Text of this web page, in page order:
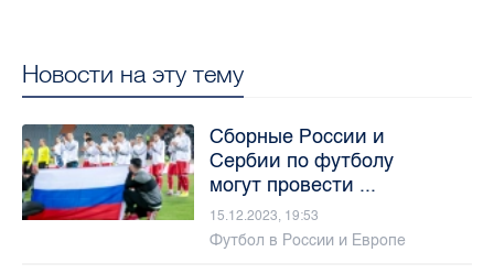
Новости на эту тему
Сборные России и
Сербии по футболу
могут провести ...
15.12.2023, 19:53
Футбол в России и Европе